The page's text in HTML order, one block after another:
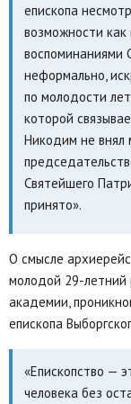
епископа
возможности
воспоминаниями
неформально,
по молодости
которой
Никодим не внял
Святейшего
принято».
О смысле
молодой 29-летний
академии,
епископа
«Епископство —
человека без